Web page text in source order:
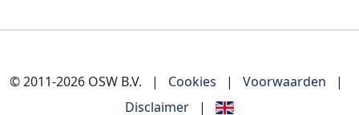
© 2011-2026 OSW B.V. | Cookies | Voorwaarden
|
Disclaimer
|